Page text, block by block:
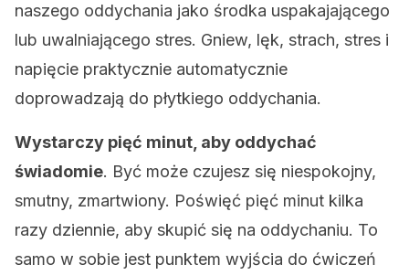
naszego oddychania jako środka uspakajającego
lub uwalniającego stres. Gniew, lęk, strach, stres i
napięcie praktycznie automatycznie
doprowadzają do płytkiego oddychania.
Wystarczy pięć minut, aby oddychać
świadomie. Być może czujesz się niespokojny,
smutny, zmartwiony. Poświęć pięć minut kilka
razy dziennie, aby skupić się na oddychaniu. To
samo w sobie jest punktem wyjścia do ćwiczeń